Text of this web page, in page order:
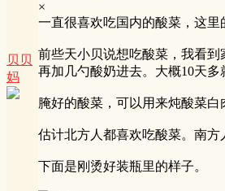
贝贝
妈
×
一直很喜欢吃国内的酸菜，这里
前些天小贝说想吃酸菜，我看
再加几勺酸奶进去。大概10天多
腌好的酸菜，可以用来炖酸菜白
估计北方人都喜欢吃酸菜。南方
下面是刚烫好装瓶里的样子。